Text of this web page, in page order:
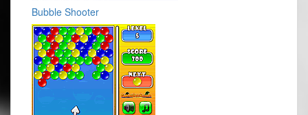
Bubble Shooter